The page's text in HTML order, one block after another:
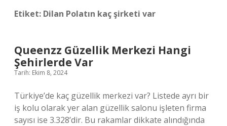
Etiket: Dilan Polatın kaç şirketi var
Queenzz Güzellik Merkezi Hangi
Şehirlerde Var
Tarih: Ekim 8, 2024
Türkiye’de kaç güzellik merkezi var? Listede ayrı bir
iş kolu olarak yer alan güzellik salonu işleten firma
sayısı ise 3.328’dir. Bu rakamlar dikkate alındığında